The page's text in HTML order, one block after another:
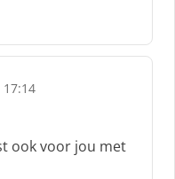
ook voor jou met